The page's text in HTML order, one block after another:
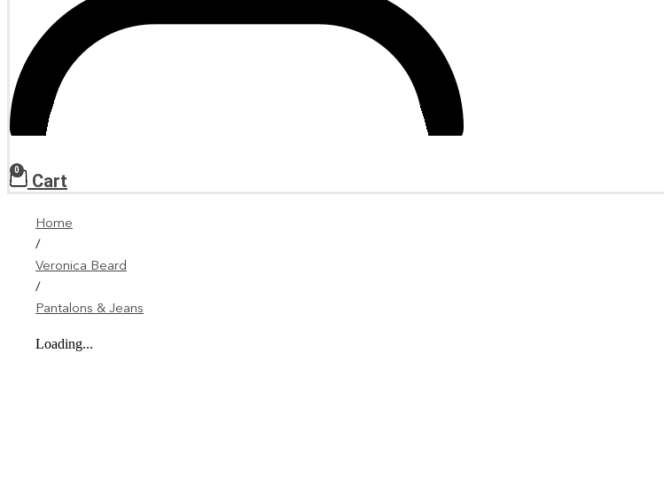
0
Cart
Home
/
Veronica Beard
/
Pantalons & Jeans
Loading...